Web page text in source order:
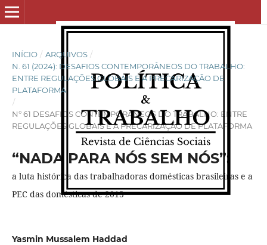
INÍCIO / ARQUIVOS /
N. 61 (2024): DESAFIOS CONTEMPORÂNEOS DO TRABALHO:
ENTRE REGULAÇÕES GLOBAIS E A PRECARIZAÇÃO DE
PLATAFORMA
/
N° 61 DESAFIOS CONTEMPORÂNEOS DO TRABALHO: ENTRE
REGULAÇÕES GLOBAIS E A PRECARIZAÇÃO DE PLATAFORMA
“NADA PARA NÓS SEM NÓS”:
a luta histórica das trabalhadoras domésticas brasileiras e a
PEC das domésticas de 2013
Yasmin Mussalem Haddad